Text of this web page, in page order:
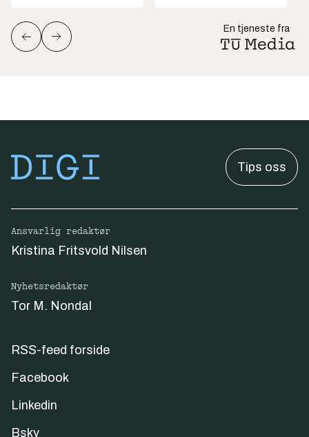
En tjeneste fra
Tips oss
Ansvarlig redaktør
Kristina Fritsvold Nilsen
Nyhetsredaktør
Tor M. Nondal
RSS-feed forside
Facebook
Linkedin
Bsky